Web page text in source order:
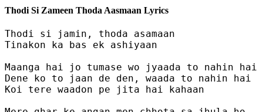
Thodi Si Zameen Thoda Aasmaan Lyrics
Thodi si jamin, thoda asamaan
Tinakon ka bas ek ashiyaan
Maanga hai jo tumase wo jyaada to nahin hai
Dene ko to jaan de den, waada to nahin hai
Koi tere waadon pe jita hai kahaan